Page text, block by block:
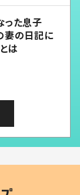
った息子
妻の日記に
は